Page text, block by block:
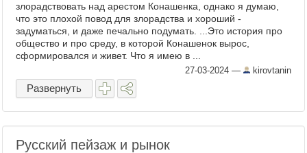
злорадствовать над арестом Конашенка, однако я думаю,
что это плохой повод для злорадства и хороший -
задуматься, и даже печально подумать. ...Это история про
общество и про среду, в которой Конашенок вырос,
сформировался и живет. Что я имею в ...
27-03-2024 — kirovtanin
Развернуть
Русский пейзаж и рынок